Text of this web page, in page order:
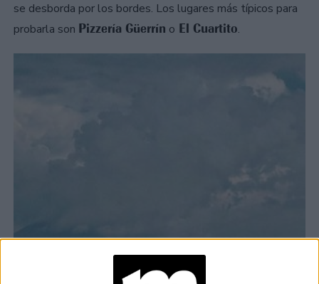
se desborda por los bordes. Los lugares más típicos para
probarla son Pizzería Güerrín o El Cuartito.